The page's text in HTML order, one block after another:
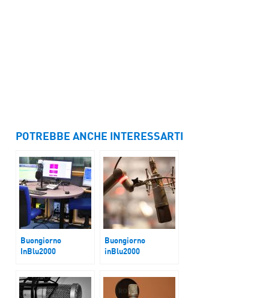
POTREBBE ANCHE INTERESSARTI
Buongiorno
InBlu2000
attesa della ricetta
Trump
Buongiorno
inBlu2000
Carriere